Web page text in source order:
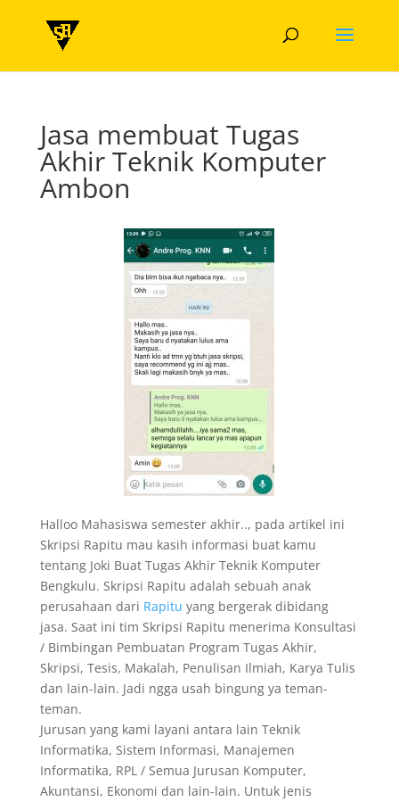
Jasa membuat Tugas
Akhir Teknik Komputer
Ambon
Halloo Mahasiswa semester akhir.., pada artikel ini
Skripsi Rapitu mau kasih informasi buat kamu
tentang Joki Buat Tugas Akhir Teknik Komputer
Bengkulu. Skripsi Rapitu adalah sebuah anak
perusahaan dari Rapitu yang bergerak dibidang
jasa. Saat ini tim Skripsi Rapitu menerima Konsultasi
/ Bimbingan Pembuatan Program Tugas Akhir,
Skripsi, Tesis, Makalah, Penulisan Ilmiah, Karya Tulis
dan lain-lain. Jadi ngga usah bingung ya teman-
teman.
Jurusan yang kami layani antara lain Teknik
Informatika, Sistem Informasi, Manajemen
Informatika, RPL / Semua Jurusan Komputer,
Akuntansi, Ekonomi dan lain-lain. Untuk jenis